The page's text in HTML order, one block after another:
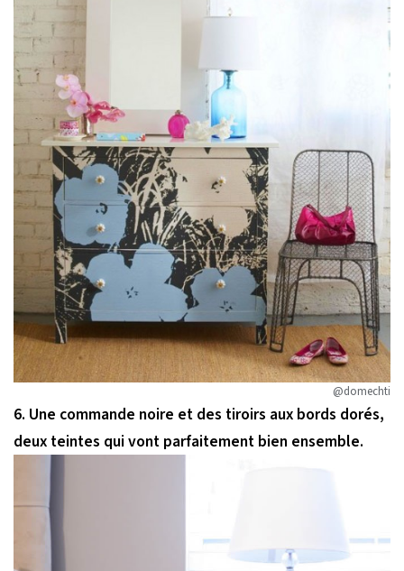
@domechti
6. Une commande noire et des tiroirs aux bords dorés,
deux teintes qui vont parfaitement bien ensemble.